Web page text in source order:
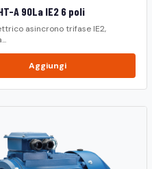
A 90La IE2 6 poli
asincrono trifase IE2,
Aggiungi